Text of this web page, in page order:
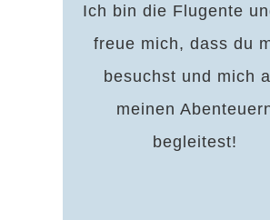
Ich bin die Flugente
freue mich, dass du
besuchst und mich
meinen
begleitest!